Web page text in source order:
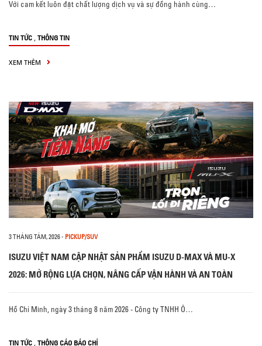
Với cam kết luôn đặt chất lượng dịch vụ và sự đồng hành cùng…
TIN TỨC , THÔNG TIN
XEM THÊM
3 THÁNG TÁM, 2026- PICKUP/SUV
ISUZU VIỆT NAM CẬP NHẬT SẢN PHẨM ISUZU D-MAX VÀ MU-X
2026: MỞ RỘNG LỰA CHỌN, NÂNG CẤP VẬN HÀNH VÀ AN TOÀN
Hồ Chí Minh, ngày 3 tháng 8 năm 2026 - Công ty TNHH Ô…
TIN TỨC , THÔNG CÁO BÁO CHÍ